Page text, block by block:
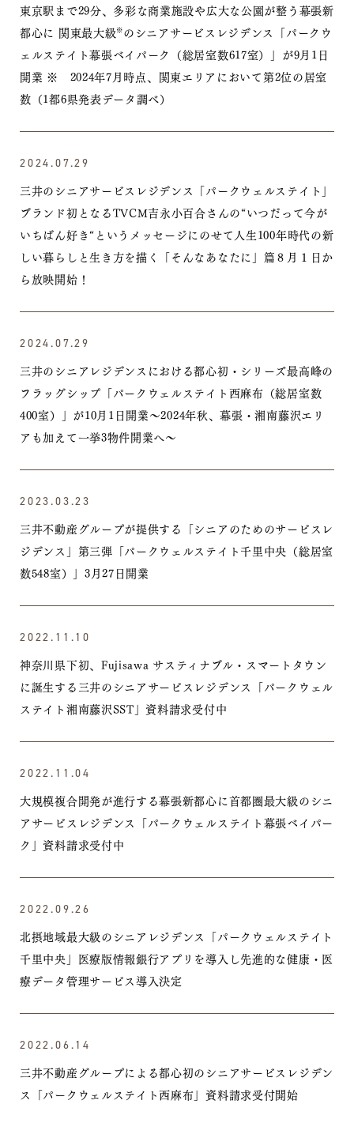
東京駅まで29分、多彩な商業施設や広大な公園が整う幕張新
都心に 関東最大級※のシニアサービスレジデンス 「パークウ
ェルステイト幕張ベイパーク（総居室数617室）」が9月1日
開業 ※ 2024年7月時点、関東エリアにおいて第2位の居室
数（1都6県発表データ調べ）
2024.07.29
三井のシニアサービスレジデンス「パークウェルステイト」
ブランド初となるTVCM吉永小百合さんの“いつだって今が
いちばん好き“というメッセージにのせて人生100年時代の新
しい暮らしと生き方を描く「そんなあなたに」篇８月１日か
ら放映開始！
2024.07.29
三井のシニアレジデンスにおける都心初・シリーズ最高峰の
フラッグシップ「パークウェルステイト西麻布（総居室数
400室）」が10月1日開業〜2024年秋、幕張・湘南藤沢エリ
アも加えて一挙3物件開業へ〜
2023.03.23
三井不動産グループが提供する「シニアのためのサービスレ
ジデンス」第三弾「パークウェルステイト千里中央（総居室
数548室）」3月27日開業
2022.11.10
神奈川県下初、Fujisawa サスティナブル・スマートタウン
に誕生する三井のシニアサービスレジデンス「パークウェル
ステイト湘南藤沢SST」資料請求受付中
2022.11.04
大規模複合開発が進行する幕張新都心に首都圏最大級のシニ
アサービスレジデンス「パークウェルステイト幕張ベイパー
ク」資料請求受付中
2022.09.26
北摂地域最大級のシニアレジデンス「パークウェルステイト
千里中央」 医療版情報銀行アプリを導入し先進的な健康・医
療データ管理サービス導入決定
2022.06.14
三井不動産グループによる都心初のシニアサービスレジデン
ス「パークウェルステイト西麻布」資料請求受付開始